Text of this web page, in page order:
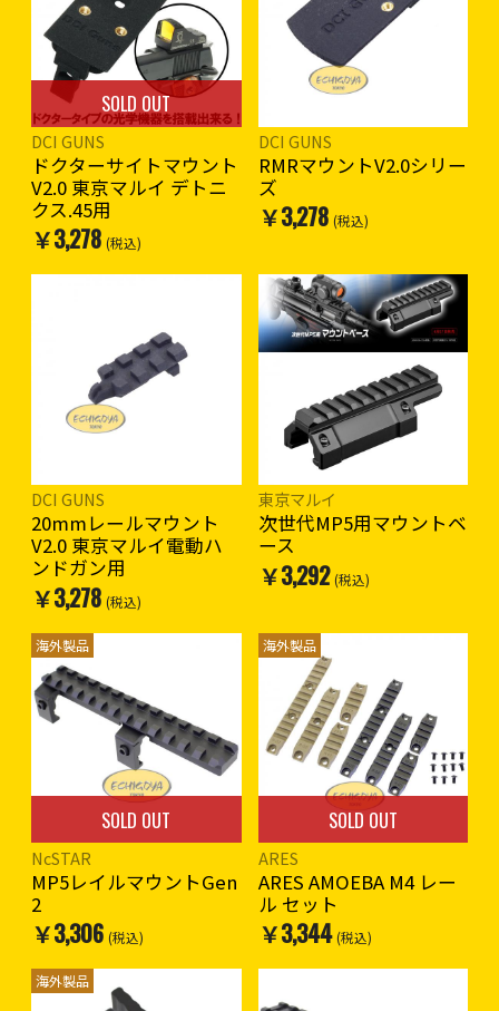
SOLD OUT
DCI GUNS
ドクターサイトマウント
V2.0 東京マルイ デトニ
クス.45用
￥3,278 (税込)
DCI GUNS
RMRマウントV2.0シリー
ズ
￥3,278 (税込)
DCI GUNS
20mmレールマウント
V2.0 東京マルイ電動ハ
ンドガン用
￥3,278 (税込)
東京マルイ
次世代MP5用マウントベ
ース
￥3,292 (税込)
海外製品
SOLD OUT
NcSTAR
MP5レイルマウントGen
2
￥3,306 (税込)
海外製品
SOLD OUT
ARES
ARES AMOEBA M4 レー
ル セット
￥3,344 (税込)
海外製品